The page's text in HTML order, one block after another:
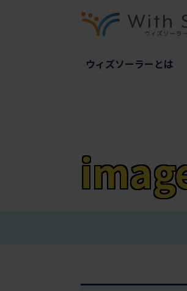
ウィズソーラーとは